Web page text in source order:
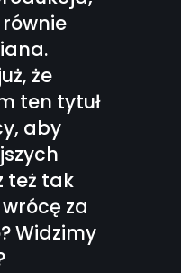
że
ten tytuł
aby
też tak
za
Widzimy